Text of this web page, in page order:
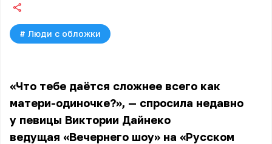
# Люди с обложки
«Что тебе даётся сложнее всего как
матери-одиночке?», — спросила недавно
у певицы Виктории Дайнеко
ведущая «Вечернего шоу» на «Русском